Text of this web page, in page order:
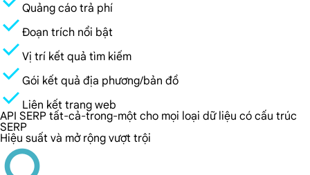
Quảng cáo trả phí
Đoạn trích nổi bật
Vị trí kết quả tìm kiếm
Gói kết quả địa phương/bản đồ
Liên kết trang web
API SERP tất-cả-trong-một cho mọi loại dữ liệu có cấu trúc
SERP
Hiệu suất và mở rộng vượt trội